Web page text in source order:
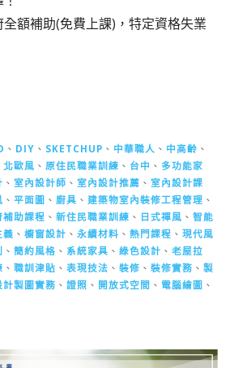
額補助(免費上課)，特定資格失業
、 DIY 、 SKETCHUP 、 中華職人 、 中高齡 、
北歐風 、 原住民職業訓練 、 台中 、 多功能家
、 室內設計師 、 室內設計推薦 、 室內設計課
、 平面圖 、 廚具 、 建築物室內裝修工程管理 、
補助課程 、 新住民職業訓練 、 日式禪風 、 智能
義 、 櫥窗設計 、 永續材料 、 熱門課程 、 現代風
、 簡約風格 、 系統家具 、 綠色設計 、 老屋拉
、 職訓津貼 、 表現技法 、 裝修 、 裝修實務 、 製
計製圖實務 、 證照 、 開放式空間 、 電腦繪圖 、